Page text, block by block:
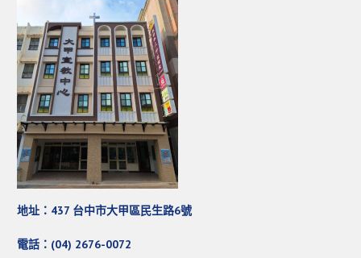
地址：437 台中市大甲區民生路6號
電話：(04) 2676-0072